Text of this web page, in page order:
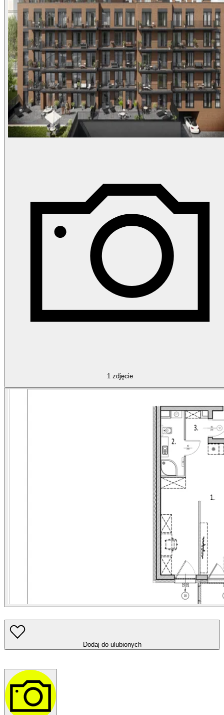
1 zdjęcie
Dodaj do ulubionych